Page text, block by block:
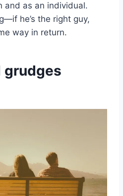
and as an individual.
he’s the right guy,
way in return.
grudges